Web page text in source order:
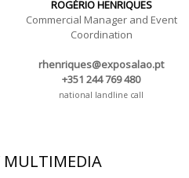
ROGÉRIO HENRIQUES
Commercial Manager and Event
Coordination
rhenriques@exposalao.pt
+351 244 769 480
national landline call
MULTIMEDIA